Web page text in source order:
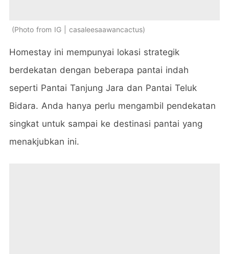
Photo from IG | casaleesaawancactus
Homestay ini mempunyai lokasi strategik
berdekatan dengan beberapa pantai indah
seperti Pantai Tanjung Jara dan Pantai Teluk
Bidara. Anda hanya perlu mengambil pendekatan
singkat untuk sampai ke destinasi pantai yang
menakjubkan ini.